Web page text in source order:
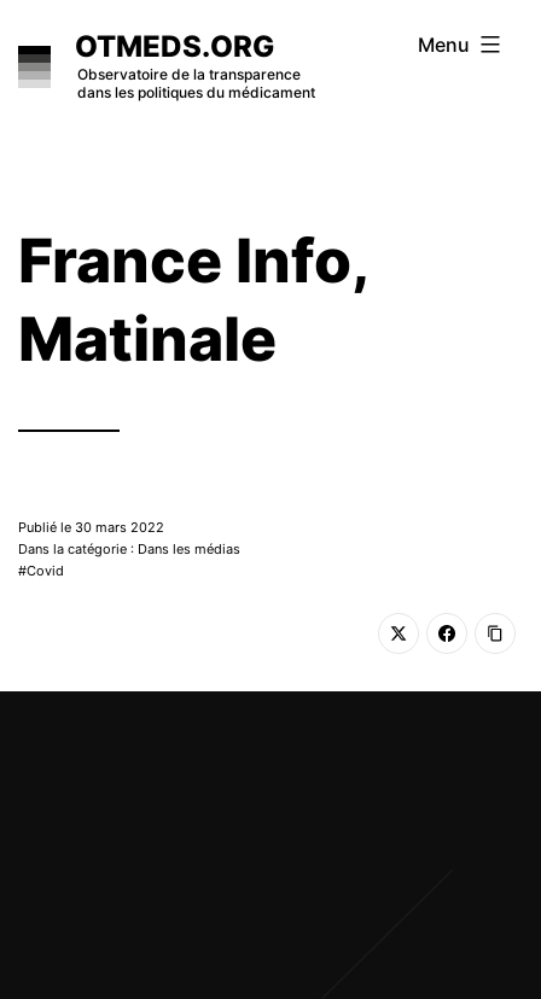
to
content
OTMEDS.ORG
Observatoire de la transparence
dans les politiques du médicament
Menu
France Info,
Matinale
Publié le 30 mars 2022
Dans la catégorie : Dans les médias
Covid